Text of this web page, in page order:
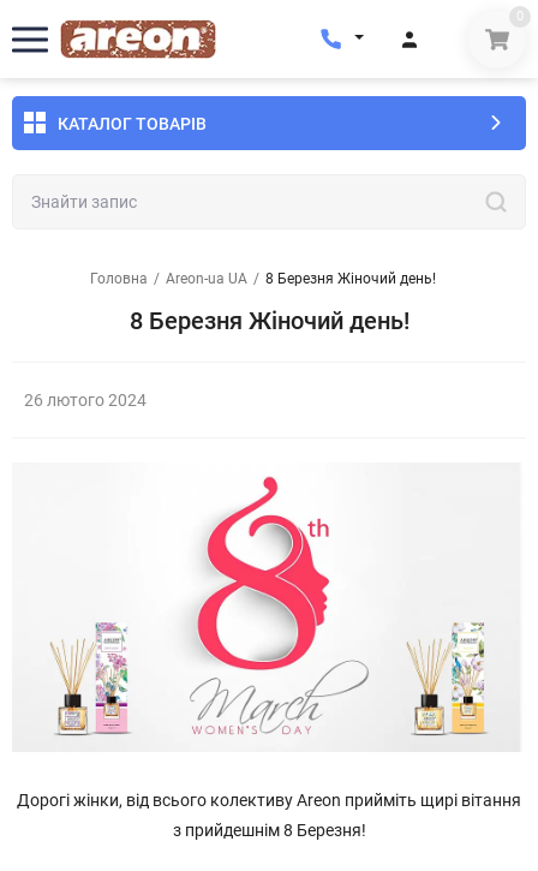
0
КАТАЛОГ ТОВАРІВ
Головна / Areon-ua UA / 8 Березня Жіночий день!
8 Березня Жіночий день!
26 лютого 2024
Дорогі жінки, від всього колективу Areon прийміть щирі вітання
з прийдешнім 8 Березня!